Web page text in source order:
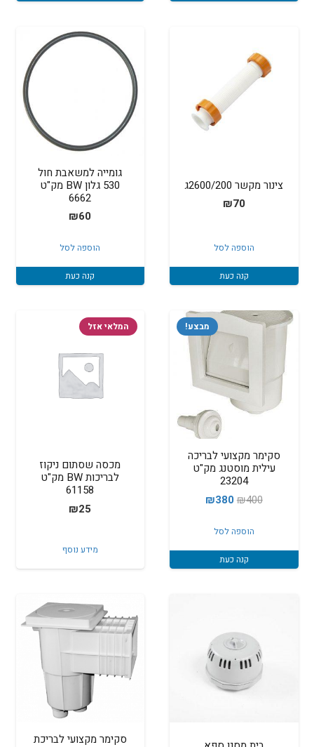
צינור מקשר 2600/200ג
₪70
הוספה לסל
קנה כעת
גומייה למשאבת חול
530 גלון BW מק"ט
6662
₪60
הוספה לסל
קנה כעת
מבצע!
סקימר מקצועי לבריכה
עילית מוסטנג מק"ט
23204
₪400
המחיר
היה:
₪400.
₪380
₪380.
הוספה לסל
קנה כעת
המלאי אזל
מכסה שסתום ניקוז
לבריכות BW מק"ט
61158
₪25
מידע נוסף
סקימר מקצועי לבריכת